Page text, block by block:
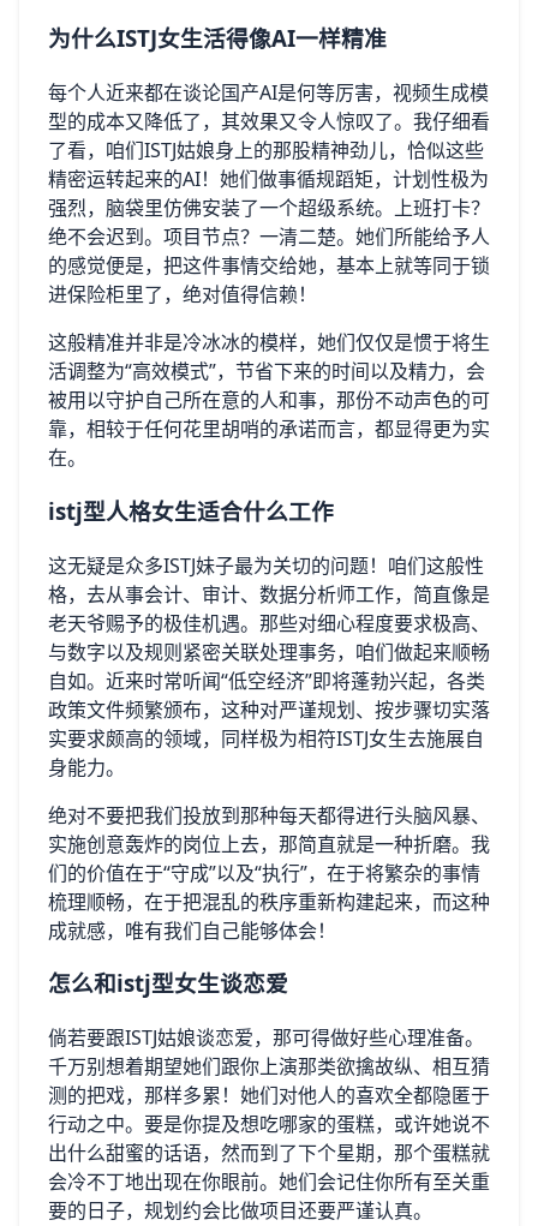
为什么ISTJ女生活得像AI一样精准
每个人近来都在谈论国产AI是何等厉害，视频生成模
型的成本又降低了，其效果又令人惊叹了。我仔细看
了看，咱们ISTJ姑娘身上的那股精神劲儿，恰似这些
精密运转起来的AI！她们做事循规蹈矩，计划性极为
强烈，脑袋里仿佛安装了一个超级系统。上班打卡？
绝不会迟到。项目节点？一清二楚。她们所能给予人
的感觉便是，把这件事情交给她，基本上就等同于锁
进保险柜里了，绝对值得信赖！
这般精准并非是冷冰冰的模样，她们仅仅是惯于将生
活调整为“高效模式”，节省下来的时间以及精力，会
被用以守护自己所在意的人和事，那份不动声色的可
靠，相较于任何花里胡哨的承诺而言，都显得更为实
在。
istj型人格女生适合什么工作
这无疑是众多ISTJ妹子最为关切的问题！咱们这般性
格，去从事会计、审计、数据分析师工作，简直像是
老天爷赐予的极佳机遇。那些对细心程度要求极高、
与数字以及规则紧密关联处理事务，咱们做起来顺畅
自如。近来时常听闻“低空经济”即将蓬勃兴起，各类
政策文件频繁颁布，这种对严谨规划、按步骤切实落
实要求颇高的领域，同样极为相符ISTJ女生去施展自
身能力。
绝对不要把我们投放到那种每天都得进行头脑风暴、
实施创意轰炸的岗位上去，那简直就是一种折磨。我
们的价值在于“守成”以及“执行”，在于将繁杂的事情
梳理顺畅，在于把混乱的秩序重新构建起来，而这种
成就感，唯有我们自己能够体会！
怎么和istj型女生谈恋爱
倘若要跟ISTJ姑娘谈恋爱，那可得做好些心理准备。
千万别想着期望她们跟你上演那类欲擒故纵、相互猜
测的把戏，那样多累！她们对他人的喜欢全都隐匿于
行动之中。要是你提及想吃哪家的蛋糕，或许她说不
出什么甜蜜的话语，然而到了下个星期，那个蛋糕就
会冷不丁地出现在你眼前。她们会记住你所有至关重
要的日子，规划约会比做项目还要严谨认真。